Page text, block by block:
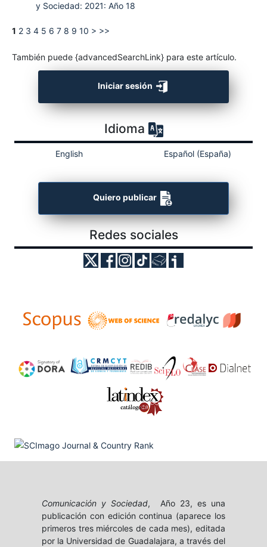
y Sociedad: 2021: Año 18
1 2 3 4 5 6 7 8 9 10 > >>
También puede {advancedSearchLink} para este artículo.
Iniciar sesión
Idioma
English Español (España)
Quiero publicar
Redes sociales
Comunicación y Sociedad, Año 23, es una
publicación con edición continua (aparece los
primeros tres miércoles de cada mes), editada
por la Universidad de Guadalajara, a través del